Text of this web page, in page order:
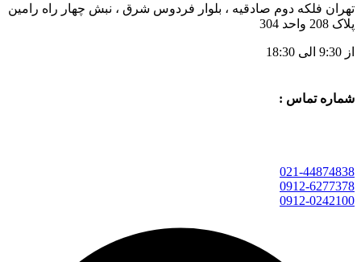
تهران فلکه دوم صادقیه ، بلوار فردوس شرق ، نبش چهار راه رامین
پلاک 208 واحد 304
از 9:30 الی 18:30
شماره تماس :
021-44874838
0912-6277378
0912-0242100